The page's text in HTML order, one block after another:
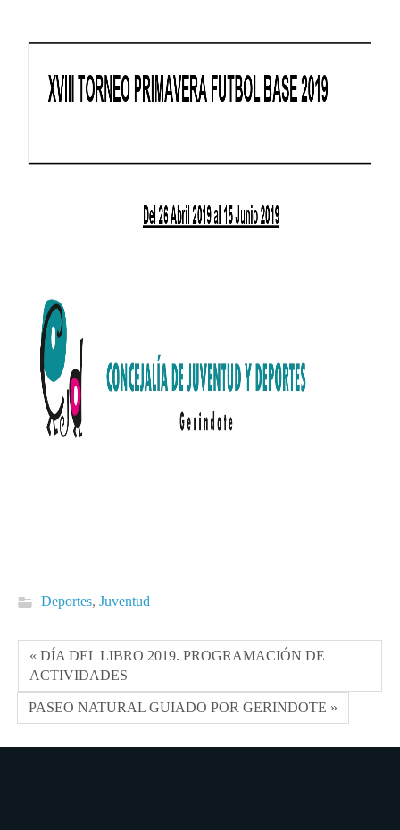
Deportes, Juventud
« DÍA DEL LIBRO 2019. PROGRAMACIÓN DE
ACTIVIDADES
PASEO NATURAL GUIADO POR GERINDOTE »